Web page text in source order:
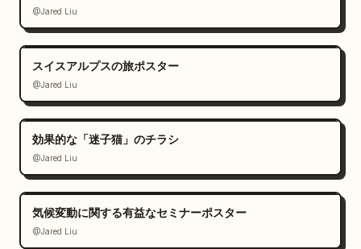
@Jared Liu
スイスアルプスの旅ポスター
@Jared Liu
効果的な「迷子猫」のチラシ
@Jared Liu
気候変動に関する有益なセミナーポスター
@Jared Liu